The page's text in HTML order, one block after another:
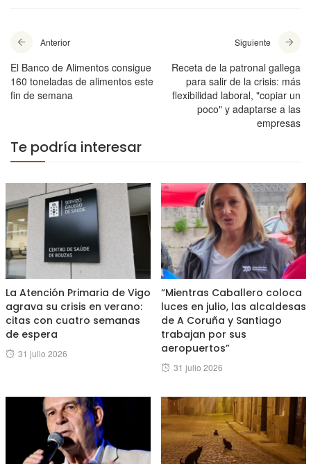
Anterior
El Banco de Alimentos consigue
160 toneladas de alimentos este
fin de semana
Siguiente
Receta de la patronal gallega
para salir de la crisis: más
flexibilidad laboral, "copiar un
poco" y adaptarse a las
empresas
Te podría interesar
La Atención Primaria de Vigo
agrava su crisis en verano:
citas con cuatro semanas
de espera
Posted
31 julio 2026
“Mientras Caballero coloca
luces en julio, las alcaldesas
de A Coruña y Santiago
trabajan por sus
aeropuertos”
Posted
31 julio 2026